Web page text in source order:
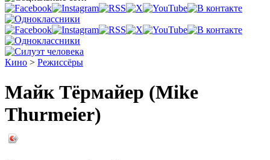
Кино > Режиссёры
Майк Тёрмайер (Mike
Thurmeier)